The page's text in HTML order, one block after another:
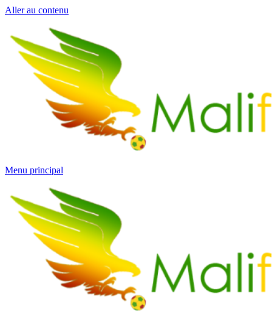
Aller au contenu
Menu principal